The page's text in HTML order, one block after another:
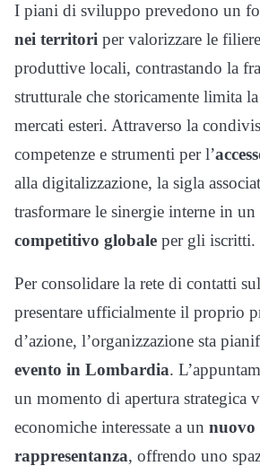
I piani di sviluppo prevedono un
nei territori per valorizzare le
produttive locali, contrastando la
strutturale che storicamente limita
mercati esteri. Attraverso la
competenze e strumenti per l’
alla digitalizzazione, la sigla
trasformare le sinergie interne in un
competitivo globale per gli iscritti.
Per consolidare la rete di contatti
presentare ufficialmente il proprio
d’azione, l’organizzazione sta
evento in Lombardia.
un momento di apertura strategica
economiche interessate a un nuovo
rappresentanza, offrendo uno